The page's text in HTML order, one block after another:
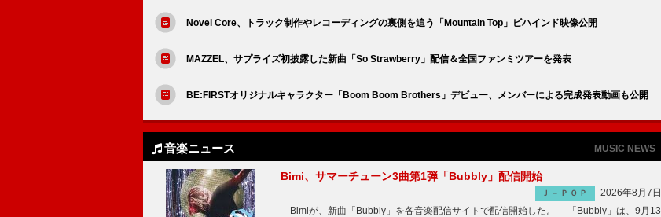
Novel Core、トラック制作やレコーディングの裏側を追う「Mountain Top」ビハインド映像公開
MAZZEL、サプライズ初披露した新曲「So Strawberry」配信＆全国ファンミツアーを発表
BE:FIRSTオリジナルキャラクター「Boom Boom Brothers」デビュー、メンバーによる完成発表動画も公開
音楽ニュース MUSIC NEWS
Bimi、サマーチューン3曲第1弾「Bubbly」配信開始
Ｊ－ＰＯＰ
2026年8月7日
Bimiが、新曲「Bubbly」を各音楽配信サイトで配信開始した。 「Bubbly」は、9月13